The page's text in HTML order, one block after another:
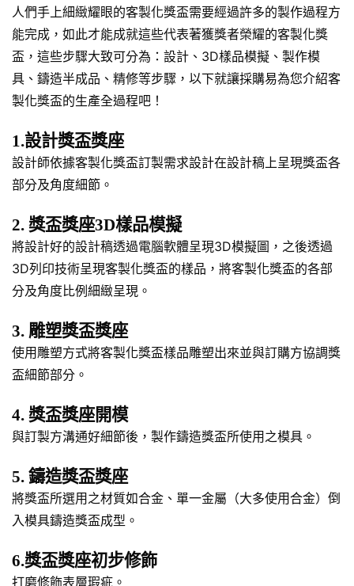
人們手上細緻耀眼的客製化獎盃需要經過許多的製作過程方
能完成，如此才能成就這些代表著獲獎者榮耀的客製化獎
盃，這些步驟大致可分為：設計、3D樣品模擬、製作模
具、鑄造半成品、精修等步驟，以下就讓採購易為您介紹客
製化獎盃的生產全過程吧！
1.設計獎盃獎座
設計師依據客製化獎盃訂製需求設計在設計稿上呈現獎盃各
部分及角度細節。
2. 獎盃獎座3D樣品模擬
將設計好的設計稿透過電腦軟體呈現3D模擬圖，之後透過
3D列印技術呈現客製化獎盃的樣品，將客製化獎盃的各部
分及角度比例細緻呈現。
3. 雕塑獎盃獎座
使用雕塑方式將客製化獎盃樣品雕塑出來並與訂購方協調獎
盃細節部分。
4. 獎盃獎座開模
與訂製方溝通好細節後，製作鑄造獎盃所使用之模具。
5. 鑄造獎盃獎座
將獎盃所選用之材質如合金、單一金屬（大多使用合金）倒
入模具鑄造獎盃成型。
6.獎盃獎座初步修飾
打磨修飾表層瑕疵。